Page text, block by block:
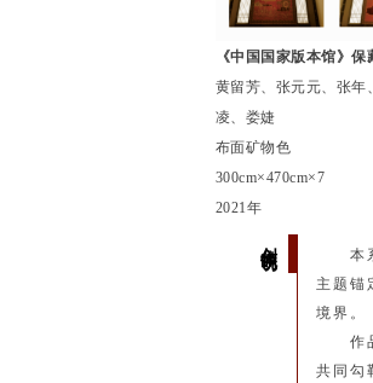
《中国国家版本馆》
黄留芳、张元元、张
凌、娄婕
布面矿物色
300cm×470cm×7
2021年
本
主题锚
境界。
作
共同勾